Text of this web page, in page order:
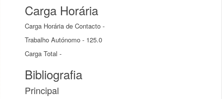
Carga Horária
Carga Horária de Contacto -
Trabalho Autónomo - 125.0
Carga Total -
Bibliografia
Principal